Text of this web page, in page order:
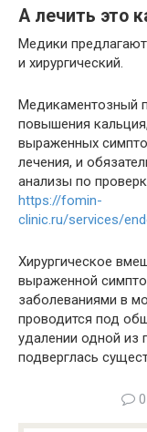
А лечить это
Медики
и хирургический.
Медикаментозный
повышения
выраженных
лечения, и
анализы по
https://fomin-
clinic.ru/services/
Хирургическое
выраженной
заболеваниями в
проводится под
удалении одной из
подверглась
0